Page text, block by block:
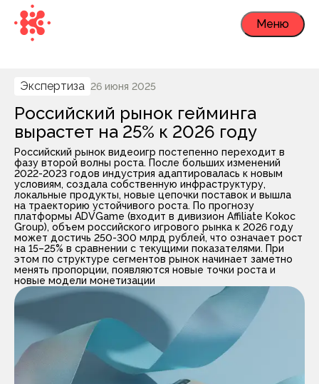
Меню
Экспертиза 26 июня 2025
Российский рынок гейминга
вырастет на 25% к 2026 году
Российский рынок видеоигр постепенно переходит в
фазу второй волны роста. После больших изменений
2022-2023 годов индустрия адаптировалась к новым
условиям, создала собственную инфраструктуру,
локальные продукты, новые цепочки поставок и вышла
на траекторию устойчивого роста. По прогнозу
платформы ADVGame (входит в дивизион Affiliate Kokoc
Group), объем российского игрового рынка к 2026 году
может достичь 250-300 млрд рублей, что означает рост
на 15–25% в сравнении с текущими показателями. При
этом по структуре сегментов рынок начинает заметно
менять пропорции, появляются новые точки роста и
новые модели монетизации